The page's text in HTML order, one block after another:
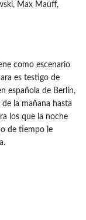
Max Mauff,
como escenario
es testigo de
española de Berlín,
la mañana hasta
los que la noche
de tiempo le